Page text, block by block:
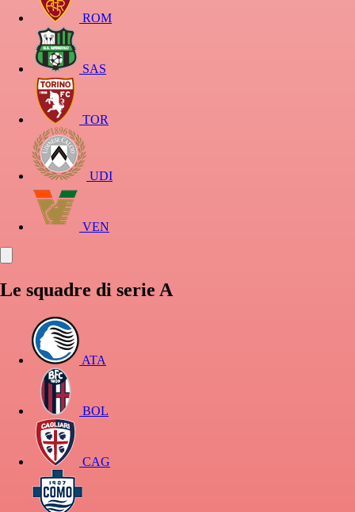
ROM
SAS
TOR
UDI
VEN
Le squadre di serie A
ATA
BOL
CAG